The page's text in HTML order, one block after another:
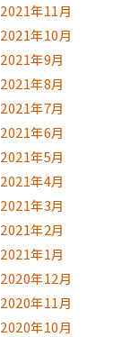
2021年11月
2021年10月
2021年9月
2021年8月
2021年7月
2021年6月
2021年5月
2021年4月
2021年3月
2021年2月
2021年1月
2020年12月
2020年11月
2020年10月